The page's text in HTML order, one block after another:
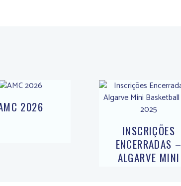
2026
INSCRIÇÕES
ENCERRADAS –
ALGARVE MINI